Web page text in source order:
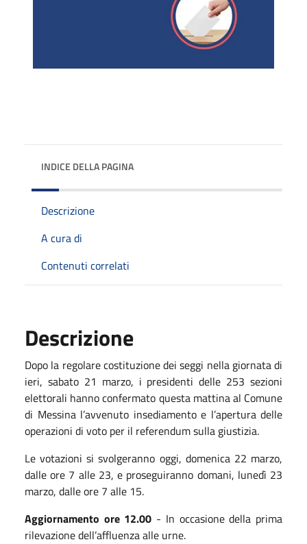
INDICE DELLA PAGINA
Descrizione
A cura di
Contenuti correlati
Descrizione
Dopo la regolare costituzione dei seggi nella giornata di
ieri, sabato 21 marzo, i presidenti delle 253 sezioni
elettorali hanno confermato questa mattina al Comune
di Messina l’avvenuto insediamento e l’apertura delle
operazioni di voto per il referendum sulla giustizia.
Le votazioni si svolgeranno oggi, domenica 22 marzo,
dalle ore 7 alle 23, e proseguiranno domani, lunedì 23
marzo, dalle ore 7 alle 15.
Aggiornamento ore 12.00 - In occasione della prima
rilevazione dell’affluenza alle urne.